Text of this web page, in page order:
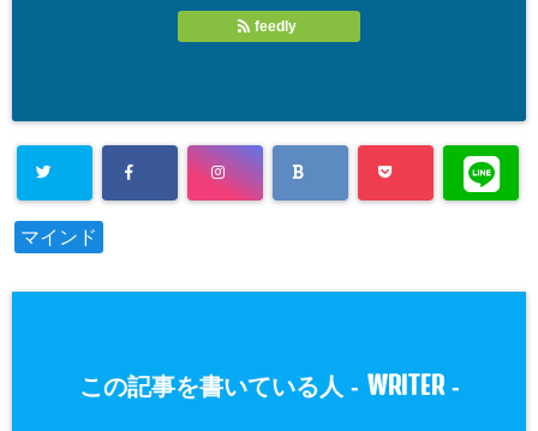
feedly
マインド
この記事を書いている人 - WRITER-